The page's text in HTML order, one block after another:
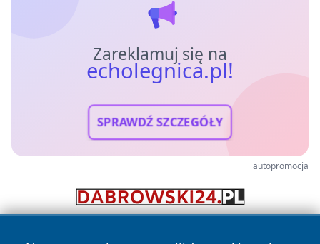
Zareklamuj się na
echolegnica.pl!
SPRAWDŹ SZCZEGÓŁY
autopromocja